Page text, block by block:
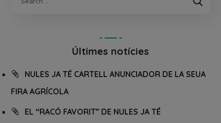
Últimes notícies
NULES JA TÉ CARTELL ANUNCIADOR DE LA SEUA
FIRA AGRÍCOLA
EL “RACÓ FAVORIT” DE NULES JA TÉ